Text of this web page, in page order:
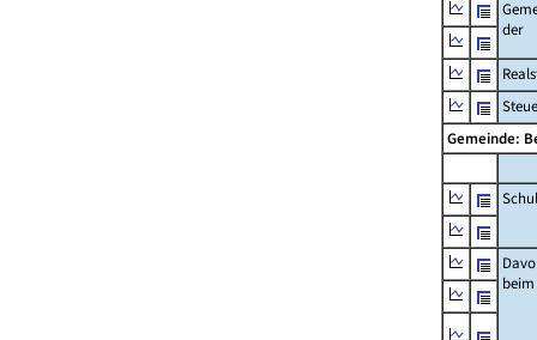
der
Gemeinde:
beim